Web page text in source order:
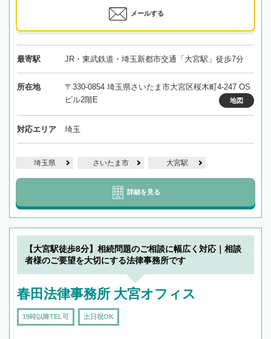
メールする
最寄駅 JR・東武鉄道・埼玉新都市交通「大宮駅」徒歩7分
所在地
〒330-0854 埼玉県さいたま市大宮区桜木町4-247 OS
ビル2階E
地図
対応エリア 埼玉
埼玉県 さいたま市 大宮駅
詳細を見る
【大宮駅徒歩8分】相続問題のご相談に幅広く対応｜相談
者様のご要望を大切にする法律事務所です
春田法律事務所 大宮オフィス
19時以降TEL可 土日祝OK